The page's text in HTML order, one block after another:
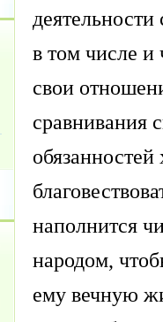
в том числе и
свои
сравнивания
наполнится
народом,
ему вечную